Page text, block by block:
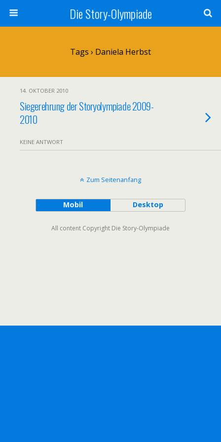
Die Story-Olympiade
Tags › Daniela Herbst
14. OKTOBER 2010
Siegerehrung der Storyolympiade 2009-
2010
KEINE ANTWORT
Zum Seitenanfang
Mobil Desktop
All content Copyright Die Story-Olympiade